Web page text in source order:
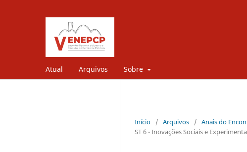
Atual Arquivos Sobre
Início / Arquivos / Anais do
ST 6 - Inovações Sociais e